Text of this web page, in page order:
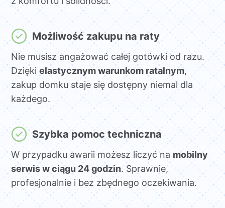
Możliwość zakupu na raty
Nie musisz angażować całej gotówki od razu.
Dziękielastycznym warunkom ratalnym,
zakup domku staje się dostępny niemal dla
każdego.
Szybka pomoc techniczna
W przypadku awarii możesz liczyć na mobilny
serwis w ciągu 24 godzin. Sprawnie,
profesjonalnie i bez zbędnego oczekiwania.